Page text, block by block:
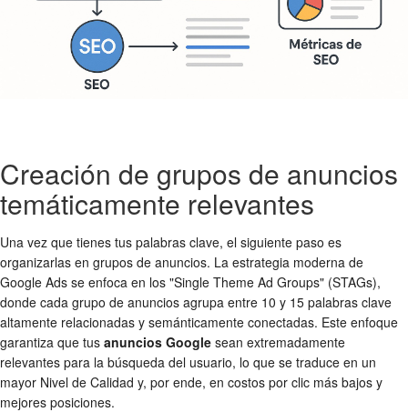
Creación de grupos de anuncios
temáticamente relevantes
Una vez que tienes tus palabras clave, el siguiente paso es
organizarlas en grupos de anuncios. La estrategia moderna de
Google Ads se enfoca en los "Single Theme Ad Groups" (STAGs),
donde cada grupo de anuncios agrupa entre 10 y 15 palabras clave
altamente relacionadas y semánticamente conectadas. Este enfoque
garantiza que tus anuncios Google sean extremadamente
relevantes para la búsqueda del usuario, lo que se traduce en un
mayor Nivel de Calidad y, por ende, en costos por clic más bajos y
mejores posiciones.